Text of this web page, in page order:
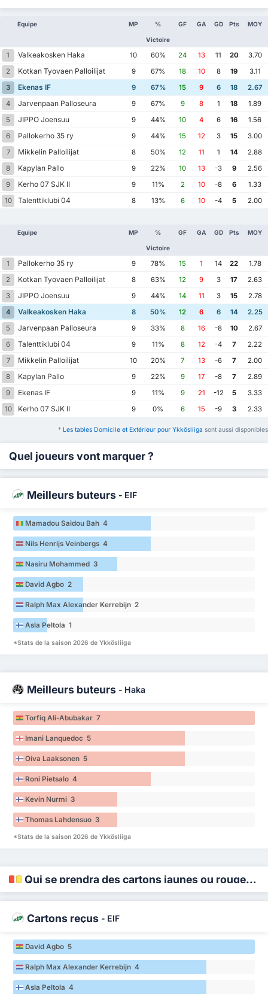
Equipe MP %
Victoire
GF GA GD Pts MOY
1 Valkeakosken Haka 10 60% 24 13 11 20
3.70
2
Kotkan Tyovaen Palloilijat 9 67% 18 10 8 19
3.11
3
Ekenas IF 9 67% 15 9 6 18
2.67
4
Jarvenpaan Palloseura 9 67% 9 8 1 18
1.89
5
JIPPO Joensuu 9 44% 10 4 6 16
1.56
6
Pallokerho 35 ry 9 44% 15 12 3 15
3.00
7
Mikkelin Palloilijat 8 50% 12 11 1 14
2.88
8
Kapylan Pallo 9 22% 10 13 -3 9
2.56
9
Kerho 07 SJK II 9 11% 2 10 -8 6
1.33
10
Talenttiklubi 04 8 13% 6 10 -4 5 2.00
Equipe MP %
Victoire
GF GA GD Pts MOY
1 Pallokerho 35 ry 9 78% 15 1 14 22
1.78
2
Kotkan Tyovaen Palloilijat 8 63% 12 9 3 17
2.63
3
JIPPO Joensuu 9 44% 14 11 3 15
2.78
4
Valkeakosken Haka 8 50% 12 6 6 14
2.25
5
Jarvenpaan Palloseura 9 33% 8 16 -8 10
2.67
6
Talenttiklubi 04 9 11% 8 12 -4 7
2.22
7
Mikkelin Palloilijat 10 20% 7 13 -6 7
2.00
8
Kapylan Pallo 9 22% 9 17 -8 7
2.89
9
Ekenas IF 9 11% 9 21 -12 5
3.33
10
Kerho 07 SJK II 9 0% 6 15 -9 3 2.33
* Les tables Domicile et Extérieur pour Ykkösliiga sont aussi disponibles
Quel joueurs vont marquer ?
Meilleurs buteurs - EIF
Mamadou Saidou Bah 4
Nils Henrijs Veinbergs 4
Nasiru Mohammed 3
David Agbo 2
Ralph Max Alexander Kerrebijn 2
Asla Peltola 1
*Stats de la saison 2026 de Ykkösliiga
Meilleurs buteurs - Haka
Torfiq Ali-Abubakar 7
Imani Lanquedoc 5
Oiva Laaksonen 5
Roni Pietsalo 4
Kevin Nurmi 3
Thomas Lahdensuo 3
*Stats de la saison 2026 de Ykkösliiga
Qui se prendra des cartons jaunes ou rouges ?
Cartons reçus - EIF
David Agbo 5
Ralph Max Alexander Kerrebijn 4
Asla Peltola 4